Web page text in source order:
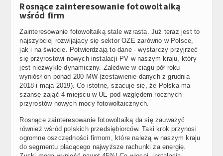
Rosnące zainteresowanie fotowoltaiką
wśród firm
Zainteresowanie fotowoltaiką stale wzrasta. Już teraz jest to
najszybciej rozwijający się sektor OZE zarówno w Polsce,
jak i na świecie. Potwierdzają to dane - wystarczy przyjrzeć
się przyrostowi nowych instalacji PV w naszym kraju, który
jest niezwykle dynamiczny. Zaledwie w ciągu pół roku
wyniósł on ponad 200 MW (zestawienie danych z grudnia
2018 i maja 2019). Co istotne, szacuje się, że Polska ma
szansę zająć 4 miejscu w UE pod względem rocznych
przyrostów nowych mocy fotowoltaicznych.
Rosnące zainteresowanie fotowoltaiką da się zauważyć
również wśród polskich przedsiębiorców. Taki krok przynosi
ogromne oszczędności firmom, które należą w naszym kraju
do segmentu płacącego najwyższe rachunki za energię.